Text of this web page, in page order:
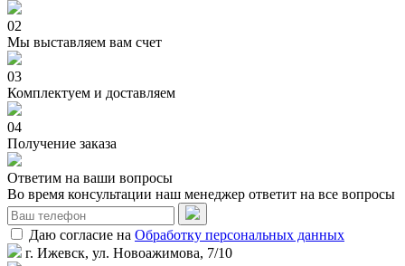
02
Мы выставляем вам счет
03
Комплектуем и доставляем
04
Получение заказа
Ответим на ваши вопросы
Во время консультации наш менеджер ответит на все вопросы
Даю согласие на Обработку персональных данных
г. Ижевск, ул. Новоажимова, 7/10